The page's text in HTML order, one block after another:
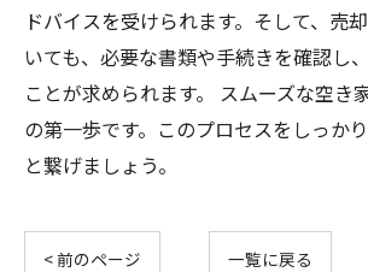
ドバイスを受けられます。そして、売
いても、必要な書類や手続きを確認し
ことが求められます。 スムーズな空き
の第一歩です。このプロセスをしっか
と繋げましょう。
< 前のページ 一覧に戻る